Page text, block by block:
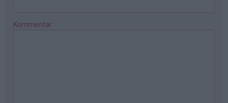
Kommentar